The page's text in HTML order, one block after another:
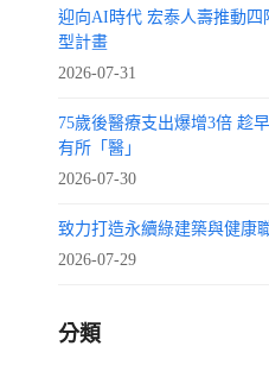
迎向AI時代 宏泰人壽推動四
型計畫
2026-07-31
75歲後醫療支出爆增3倍 趁
有所「醫」
2026-07-30
致力打造永續綠建築與健康
2026-07-29
分類